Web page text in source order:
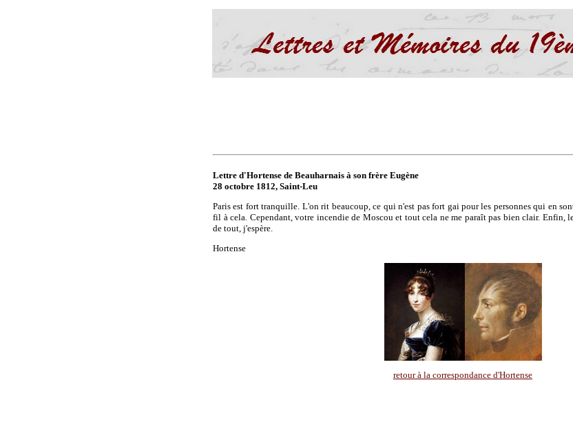
Lettre d'Hortense de Beauharnais à son frère Eugène
28 octobre 1812, Saint-Leu
Paris est fort tranquille. L'on rit beaucoup, ce qui n'est pas fort gai pour les personnes qui en
fil à cela. Cependant, votre incendie de Moscou et tout cela ne me paraît pas bien clair. Enfin,
de tout, j'espère.
Hortense
retour à la correspondance d'Hortense